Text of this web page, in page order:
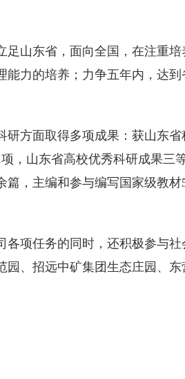
山东省，面向全国，在注重培
能力的培养；力争五年内，达
方面取得多项成果：获山东省
，山东省高校优秀科研成果三
篇，主编和参与编写国家级教材
项任务的同时，还积极参与社
园、招远中矿集团生态庄园、